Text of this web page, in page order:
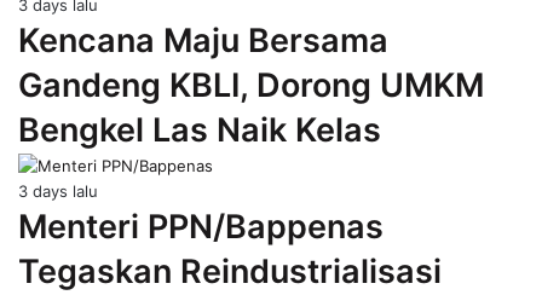
3 days lalu
Kencana Maju Bersama
Gandeng KBLI, Dorong UMKM
Bengkel Las Naik Kelas
3 days lalu
Menteri PPN/Bappenas
Tegaskan Reindustrialisasi